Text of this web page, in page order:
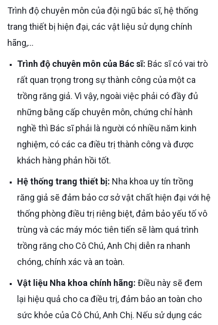
Trình độ chuyên môn của đội ngũ bác sĩ, hệ thống
trang thiết bị hiện đại, các vật liệu sử dụng chính
hãng,...
Trình độ chuyên môn của Bác sĩ: Bác sĩ có vai trò
rất quan trọng trong sự thành công của một ca
trồng răng giả. Vì vậy, ngoài việc phải có đầy đủ
những bằng cấp chuyên môn, chứng chỉ hành
nghề thì Bác sĩ phải là người có nhiều năm kinh
nghiệm, có các ca điều trị thành công và được
khách hàng phản hồi tốt.
Hệ thống trang thiết bị: Nha khoa uy tín trồng
răng giả sẽ đảm bảo cơ sở vật chất hiện đại với hệ
thống phòng điều trị riêng biệt, đảm bảo yếu tố vô
trùng và các máy móc tiên tiến sẽ làm quá trình
trồng răng cho Cô Chú, Anh Chị diễn ra nhanh
chóng, chính xác và an toàn.
Vật liệu Nha khoa chính hãng: Điều này sẽ đem
lại hiệu quả cho ca điều trị, đảm bảo an toàn cho
sức khỏe của Cô Chú, Anh Chị. Nếu sử dụng các